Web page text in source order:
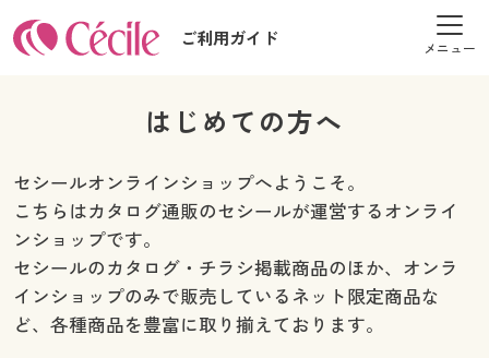
ご利用ガイド
ご利用環境について
セシールご利用規約
プライバシーポリシー
はじめての方へ
セシールオンラインショップへようこそ。
こちらはカタログ通販のセシールが運営するオンライ
ンショップです。
セシールのカタログ・チラシ掲載商品のほか、オンラ
インショップのみで販売しているネット限定商品な
ど、各種商品を豊富に取り揃えております。